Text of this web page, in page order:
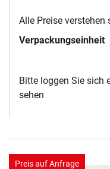
Alle Preise
Verpackungseinheit
Bitte loggen Sie sich
sehen
Preis auf Anfrage